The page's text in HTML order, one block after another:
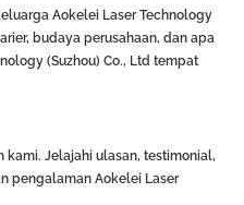
Aokelei Laser Technology
budaya perusahaan, dan apa
(Suzhou) Co., Ltd tempat
Jelajahi ulasan, testimonial,
pengalaman Aokelei Laser